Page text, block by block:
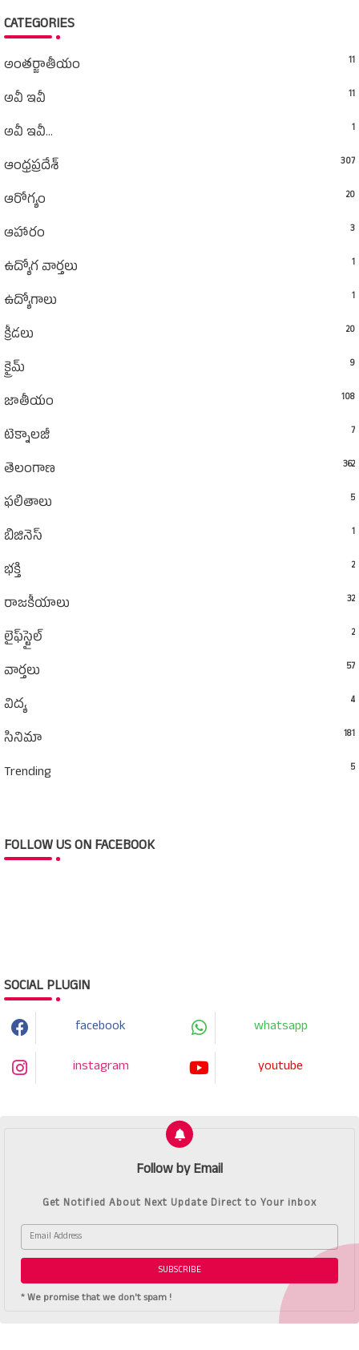
CATEGORIES
అంతర్జాతీయం 11
అవీ ఇవీ 11
అవీ ఇవీ... 1
ఆంధ్రప్రదేశ్‌ 307
ఆరోగ్యం 20
ఆహారం 3
ఉద్యోగ వార్తలు 1
ఉద్యోగాలు 1
క్రీడలు 20
క్రైమ్ 9
జాతీయం 108
టెక్నాలజీ 7
తెలంగాణ 362
ఫలితాలు 5
బిజినెస్ 1
భక్తి 2
రాజకీయాలు 32
లైఫ్‌స్టైల్‌ 2
వార్తలు 57
విద్య 4
సినిమా 181
Trending 5
FOLLOW US ON FACEBOOK
SOCIAL PLUGIN
facebook whatsapp
instagram youtube
Follow by Email
Get Notified About Next Update Direct to Your inbox
* We promise that we don't spam !